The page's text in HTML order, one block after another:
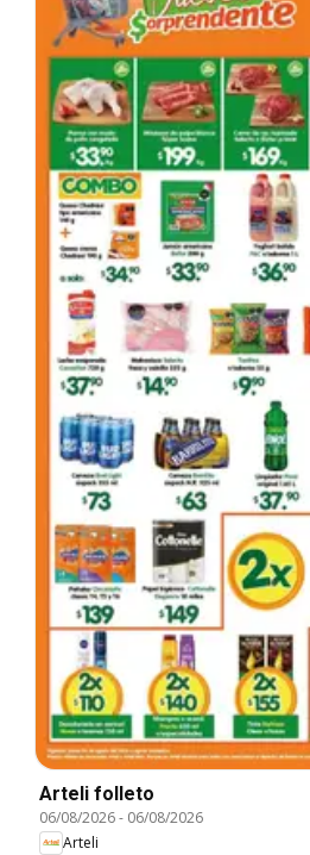
Arteli folleto
06/08/2026- 06/08/2026
Arteli